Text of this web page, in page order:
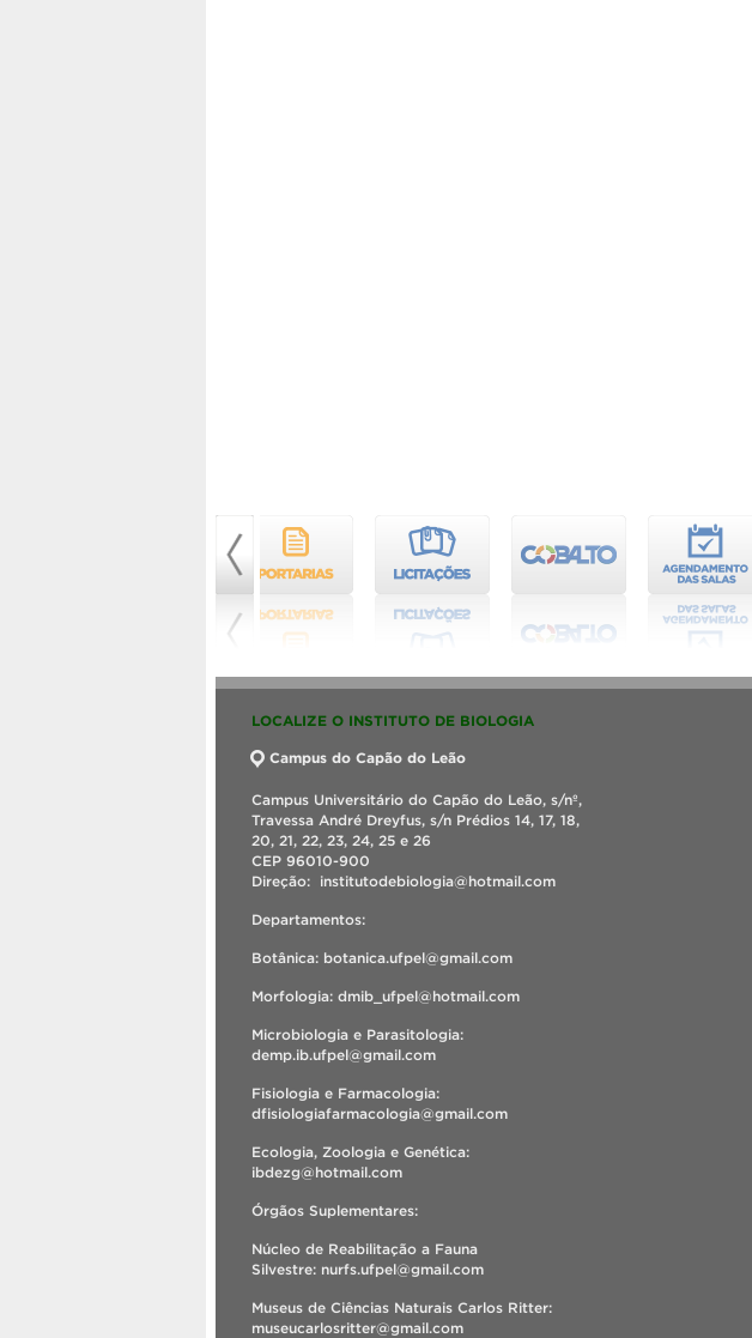
LOCALIZE O INSTITUTO DE BIOLOGIA
Campus do Capão do Leão
Campus Universitário do Capão do Leão, s/nº,
Travessa André Dreyfus, s/n Prédios 14, 17, 18,
20, 21, 22, 23, 24, 25 e 26
CEP 96010-900
Direção: institutodebiologia@hotmail.com
Departamentos:
Botânica: botanica.ufpel@gmail.com
Morfologia: dmib_ufpel@hotmail.com
Microbiologia e Parasitologia:
demp.ib.ufpel@gmail.com
Fisiologia e Farmacologia:
dfisiologiafarmacologia@gmail.com
Ecologia, Zoologia e Genética:
ibdezg@hotmail.com
Órgãos Suplementares:
Núcleo de Reabilitação a Fauna
Silvestre: nurfs.ufpel@gmail.com
Museus de Ciências Naturais Carlos Ritter:
museucarlosritter@gmail.com